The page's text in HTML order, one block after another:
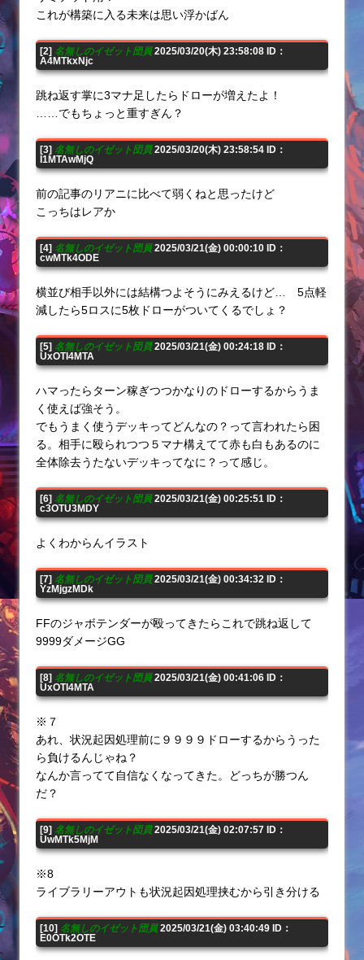
これが構築に入る未来は思い浮かばん
[2] 名無しのイゼット団員2025/03/20(木) 23:58:08 ID：
A4MTkxNjc
跳ね返す掌に3マナ足したらドローが増えたよ！
……でもちょっと重すぎん？
[3] 名無しのイゼット団員2025/03/20(木) 23:58:54 ID：
I1MTAwMjQ
前の記事のリアニに比べて弱くねと思ったけど
こっちはレアか
[4] 名無しのイゼット団員2025/03/21(金) 00:00:10 ID：
cwMTk4ODE
横並び相手以外には結構つよそうにみえるけど… 5点軽
減したら5ロスに5枚ドローがついてくるでしょ？
[5] 名無しのイゼット団員2025/03/21(金) 00:24:18 ID：
UxOTI4MTA
ハマったらターン稼ぎつつかなりのドローするからうま
く使えば強そう。
でもうまく使うデッキってどんなの？って言われたら困
る。相手に殴られつつ５マナ構えてて赤も白もあるのに
全体除去うたないデッキってなに？って感じ。
[6] 名無しのイゼット団員2025/03/21(金) 00:25:51 ID：
c3OTU3MDY
よくわからんイラスト
[7] 名無しのイゼット団員2025/03/21(金) 00:34:32 ID：
YzMjgzMDk
FFのジャボテンダーが殴ってきたらこれで跳ね返して
9999ダメージGG
[8] 名無しのイゼット団員2025/03/21(金) 00:41:06 ID：
UxOTI4MTA
※７
あれ、状況起因処理前に９９９９ドローするからうった
ら負けるんじゃね？
なんか言ってて自信なくなってきた。どっちが勝つん
だ？
[9] 名無しのイゼット団員2025/03/21(金) 02:07:57 ID：
UwMTk5MjM
※8
ライブラリーアウトも状況起因処理挟むから引き分ける
[10] 名無しのイゼット団員2025/03/21(金) 03:40:49 ID：
E0OTk2OTE